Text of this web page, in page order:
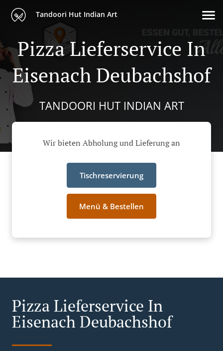
Tandoori Hut Indian Art
Pizza Lieferservice In
Eisenach Deubachshof
TANDOORI HUT INDIAN ART
Wir bieten Abholung und Lieferung an
Tischreservierung
Menü & Bestellen
Pizza Lieferservice In
Eisenach Deubachshof